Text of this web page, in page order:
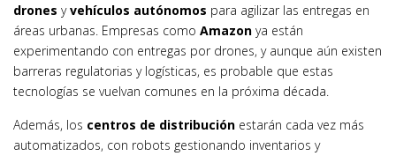
drones yvehículos autónomos para agilizar las entregas en
áreas urbanas. Empresas como Amazon ya están
experimentando con entregas por drones, y aunque aún existen
barreras regulatorias y logísticas, es probable que estas
tecnologías se vuelvan comunes en la próxima década.
Además, los centros de distribución estarán cada vez más
automatizados, con robots gestionando inventarios y